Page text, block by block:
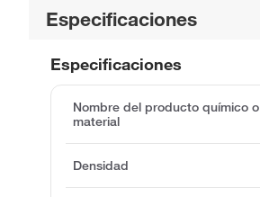
Especificaciones
Especificaciones
Nombre del producto químico o
material
Densidad